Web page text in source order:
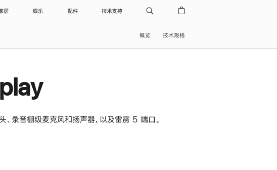
居 娱乐 配件 技术支持
概览 技术规格
音棚级麦克风和扬声器，以及雷雳 5 端口。